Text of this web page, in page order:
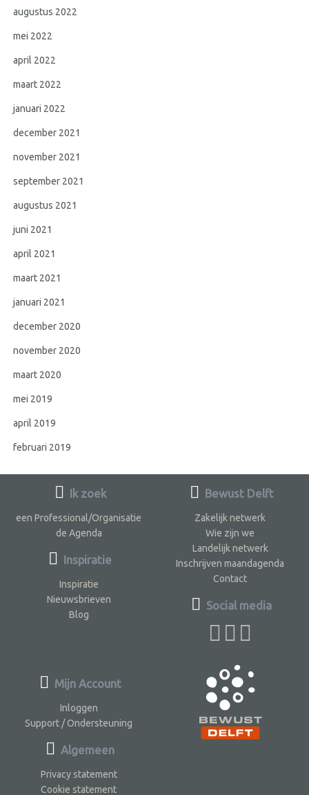
augustus 2022
mei 2022
april 2022
maart 2022
januari 2022
december 2021
november 2021
september 2021
augustus 2021
juni 2021
april 2021
maart 2021
januari 2021
december 2020
november 2020
maart 2020
mei 2019
april 2019
februari 2019
Ik zoek
een Professional/Organisatie
de Agenda
Inspiratie
Inspiratie
Nieuwsbrieven
Blog
Bewust Delft
Zakelijk netwerk
Wie zijn we
Landelijk netwerk
Inschrijven maandagenda
Contact
Social media
Mijn Account
Inloggen
Support / Ondersteuning
Algemeen
Privacy statement
Cookie statement